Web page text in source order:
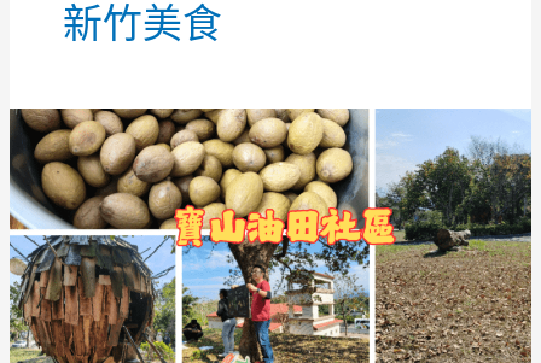
新竹美食
【橄
欖
油
怎
麼
挑】
進
口
真